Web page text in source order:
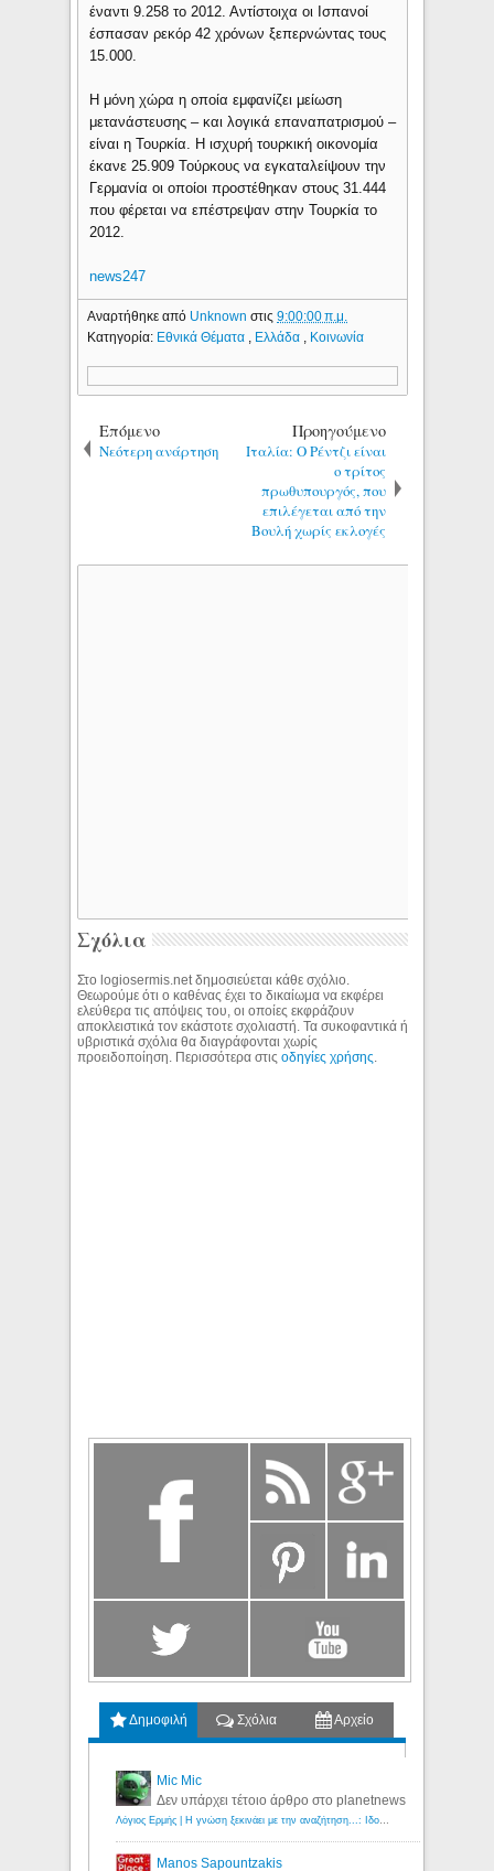
έναντι 9.258 το 2012. Αντίστοιχα οι Ισπανοί
έσπασαν ρεκόρ 42 χρόνων ξεπερνώντας τους
15.000.
Η μόνη χώρα η οποία εμφανίζει μείωση
μετανάστευσης – και λογικά επαναπατρισμού –
είναι η Τουρκία. Η ισχυρή τουρκική οικονομία
έκανε 25.909 Τούρκους να εγκαταλείψουν την
Γερμανία οι οποίοι προστέθηκαν στους 31.444
που φέρεται να επέστρεψαν στην Τουρκία το
2012.
news247
Αναρτήθηκε από Unknownστις9:00:00 π.μ.
Κατηγορία: Εθνικά Θέματα Ελλάδα Κοινωνία
Επόμενο
Νεότερη ανάρτηση
Προηγούμενο
Ιταλία: Ο Ρέντζι είναι
ο τρίτος
πρωθυπουργός, που
επιλέγεται από την
Βουλή χωρίς εκλογές
Σχόλια
Στο logiosermis.net δημοσιεύεται κάθε σχόλιο.
Θεωρούμε ότι ο καθένας έχει το δικαίωμα να εκφέρει
ελεύθερα τις απόψεις του, οι οποίες εκφράζουν
αποκλειστικά τον εκάστοτε σχολιαστή. Τα συκοφαντικά ή
υβριστικά σχόλια θα διαγράφονται χωρίς
προειδοποίηση. Περισσότερα στιςοδηγίες χρήσης
Δημοφιλή Σχόλια Αρχείο
Mic Mic
Δεν υπάρχει τέτοιο άρθρο στο planetnews
Manos Sapountzakis